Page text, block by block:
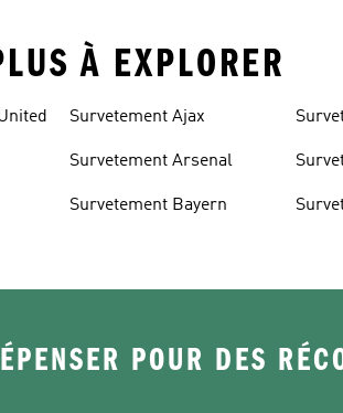
À EXPLORER
Survetement Ajax
Survetement Arsenal
Survetement Bayern
POUR DES